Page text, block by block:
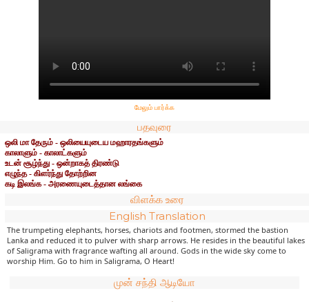
மேலும் பார்க்க
பதவுரை
ஒலி மா தேரும் - ஒலியையுடைய மஹாரதங்களும்
காலாளும் - காலாட்களும்
உடன் சூழ்ந்து - ஒன்றாகத் திரண்டு
எழுந்த - கிளர்ந்து தோற்றின
கடி இலங்க - அரணையுடைத்தான லங்கை
விளக்க உரை
English Translation
The trumpeting elephants, horses, chariots and footmen, stormed the bastion
Lanka and reduced it to pulver with sharp arrows. He resides in the beautiful lakes
of Saligrama with fragrance wafting all around. Gods in the wide sky come to
worship Him. Go to him in Saligrama, O Heart!
முன் சந்தி ஆடியோ